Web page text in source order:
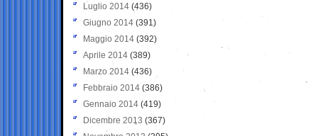
Luglio 2014 (436)
Giugno 2014 (391)
Maggio 2014 (392)
Aprile 2014 (389)
Marzo 2014 (436)
Febbraio 2014 (386)
Gennaio 2014 (419)
Dicembre 2013 (367)